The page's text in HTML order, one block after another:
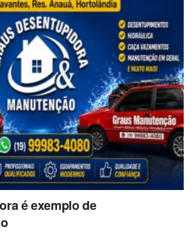
é exemplo de